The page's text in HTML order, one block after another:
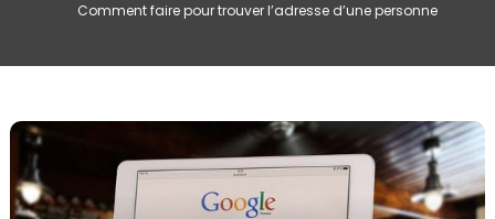
Comment faire pour trouver l’adresse d’une personne